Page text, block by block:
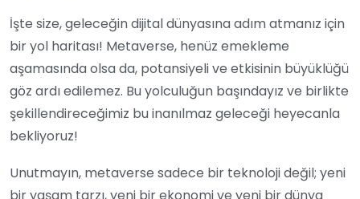
İşte size, geleceğin dijital dünyasına adım atmanız için
bir yol haritası! Metaverse, henüz emekleme
aşamasında olsa da, potansiyeli ve etkisinin büyüklüğü
göz ardı edilemez. Bu yolculuğun başındayız ve birlikte
şekillendireceğimiz bu inanılmaz geleceği heyecanla
bekliyoruz!
Unutmayın, metaverse sadece bir teknoloji değil; yeni
bir yaşam tarzı, yeni bir ekonomi ve yeni bir dünya